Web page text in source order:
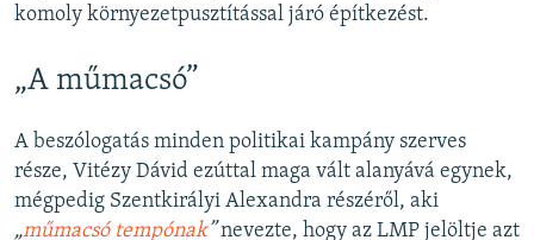
komoly környezetpusztítással járó építkezést.
„A műmacsó”
A beszólogatás minden politikai kampány szerves
része, Vitézy Dávid ezúttal maga vált alanyává egynek,
mégpedig Szentkirályi Alexandra részéről, aki
„műmacsó tempónak”nevezte, hogy az LMP jelöltje azt